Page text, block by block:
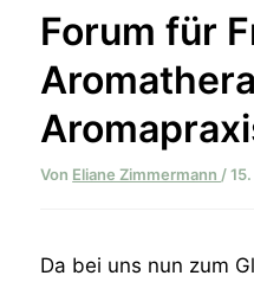
Forum für
Von Eliane Zimmermann/
Da bei uns nun zum